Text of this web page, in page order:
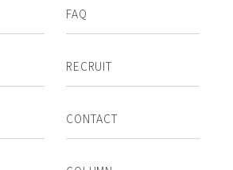
FAQ
RECRUIT
CONTACT